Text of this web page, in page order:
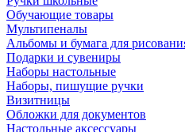
Обучающие товары
Мультипеналы
Альбомы и бумага для
Подарки и сувениры
Наборы настольные
Наборы, пишущие ручки
Визитницы
Обложки для документов
Настольные аксессуары